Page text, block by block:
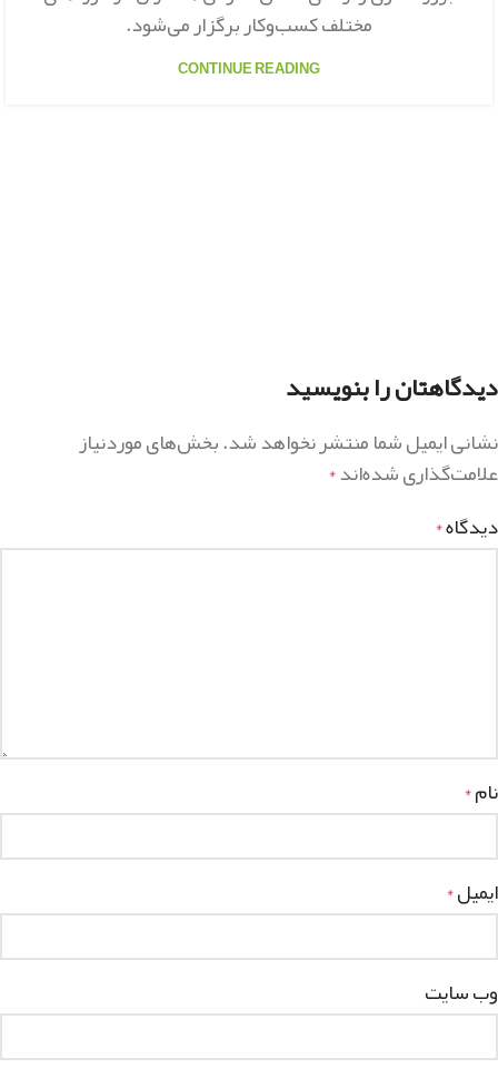
مختلف کسب‌وکار برگزار می‌شود.
CONTINUE READING
دیدگاهتان را بنویسید
نشانی ایمیل شما منتشر نخواهد شد.بخش‌های موردنیاز
علامت‌گذاری شده‌اند*
دیدگاه*
نام*
ایمیل*
وب‌ سایت